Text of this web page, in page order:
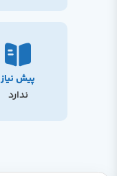
پیش نیاز
ندارد